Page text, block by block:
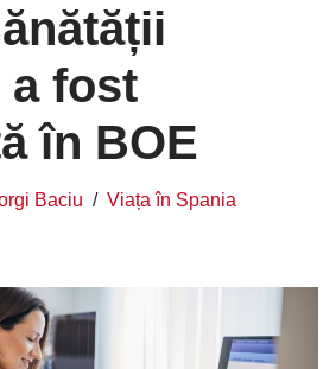
a fost
în BOE
Baciu Viața în Spania